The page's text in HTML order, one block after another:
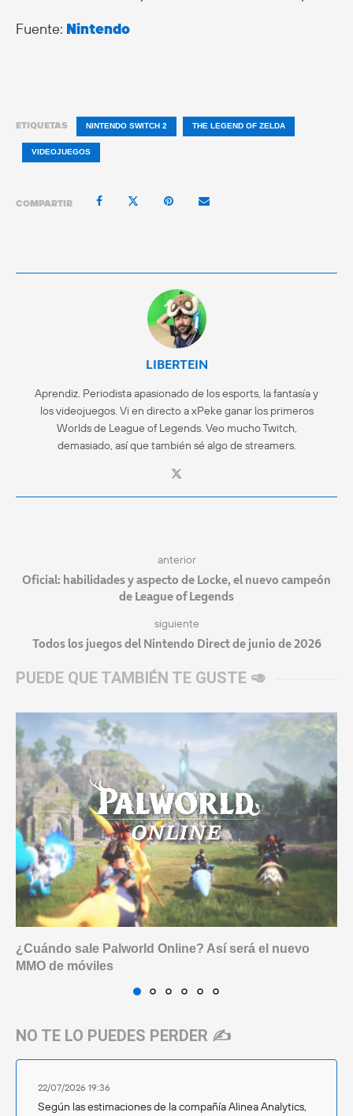
Fuente: Nintendo
ETIQUETAS NINTENDO SWITCH 2 THE LEGEND OF ZELDA
VIDEOJUEGOS
COMPARTIR
LIBERTEIN
Aprendiz. Periodista apasionado de los esports, la fantasía y
los videojuegos. Vi en directo a xPeke ganar los primeros
Worlds de League of Legends. Veo mucho Twitch,
demasiado, así que también sé algo de streamers.
anterior
Oficial: habilidades y aspecto de Locke, el nuevo campeón
de League of Legends
siguiente
Todos los juegos del Nintendo Direct de junio de 2026
PUEDE QUE TAMBIÉN TE GUSTE 🥑
¿Cuándo sale Palworld Online? Así será el nuevo
MMO de móviles
NO TE LO PUEDES PERDER ✍️
22/07/2026 19:36
Según las estimaciones de la compañía Alinea Analytics,